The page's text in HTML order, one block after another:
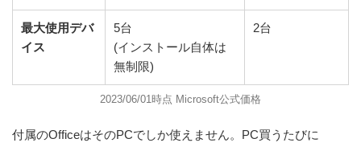
最大使用デバ
イス
5台
(インストール自体は
無制限)
2台
2023/06/01時点 Microsoft公式価格
付属のOfficeはそのPCでしか使えません。PC買うたびに